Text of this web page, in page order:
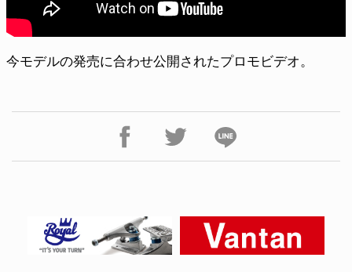
今モデルの発売に合わせ公開されたプロモビデオ。